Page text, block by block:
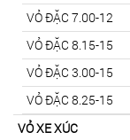
VỎ ĐẶC 7.00-12
VỎ ĐẶC 8.15-15
VỎ ĐẶC 3.00-15
VỎ ĐẶC 8.25-15
VỎ XE XÚC